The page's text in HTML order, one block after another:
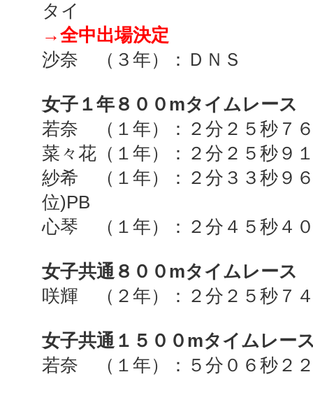
タイ
→全中出場決定
沙奈 （３年）：ＤＮＳ
女子１年８００ mタイムレース
若奈 （１年）：２分２５秒７
菜々花（１年）：２分２５秒９
紗希 （１年）：２分３３秒９
位)PB
心琴 （１年）：２分４５秒４
女子共通８００ mタイムレース
咲輝 （２年）：２分２５秒７
女子共通１５００ mタイムレー
若奈 （１年）：５分０６秒２